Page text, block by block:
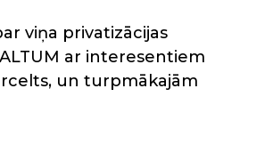
viņa privatizācijas
ar interesentiem
un turpmākajām